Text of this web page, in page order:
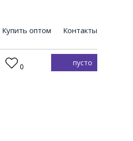
Купить оптом Контакты
0 пусто